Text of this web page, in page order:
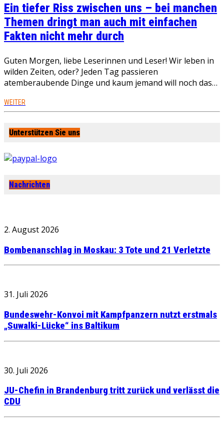
Ein tiefer Riss zwischen uns – bei manchen
Themen dringt man auch mit einfachen
Fakten nicht mehr durch
Guten Morgen, liebe Leserinnen und Leser! Wir leben in
wilden Zeiten, oder? Jeden Tag passieren
atemberaubende Dinge und kaum jemand will noch das…
WEITER
Unterstützen Sie uns
Nachrichten
2. August 2026
Bombenanschlag in Moskau: 3 Tote und 21 Verletzte
31. Juli 2026
Bundeswehr-Konvoi mit Kampfpanzern nutzt erstmals
„Suwalki-Lücke“ ins Baltikum
30. Juli 2026
JU-Chefin in Brandenburg tritt zurück und verlässt die
CDU